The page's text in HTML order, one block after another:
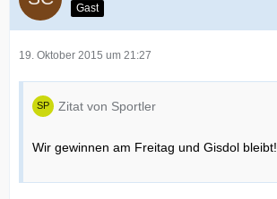
Gast
19. Oktober 2015 um 21:27
Zitat von Sportler
Wir gewinnen am Freitag und Gisdol bleibt!